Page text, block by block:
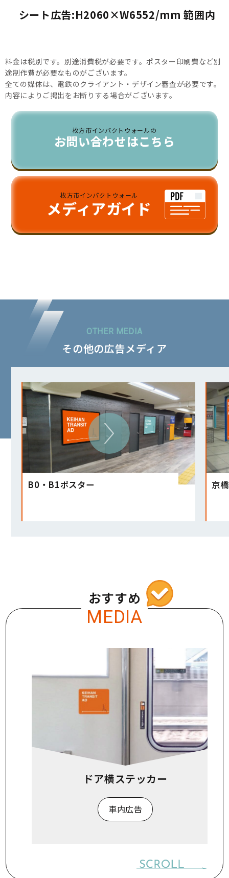
シート広告:H2060×W6552/mm 範囲内
料金は税別です。別途消費税が必要です。ポスター印刷費など別
途制作費が必要なものがございます。
全ての媒体は、電鉄のクライアント・デザイン審査が必要です。
内容によりご掲出をお断りする場合がございます。
枚方市インパクトウォールの
お問い合わせはこちら
枚方市インパクトウォール
メディアガイド
その他の広告メディア
B0・B1ポスター 京
おすすめ
MEDIA
ドア横ステッカー
車内広告